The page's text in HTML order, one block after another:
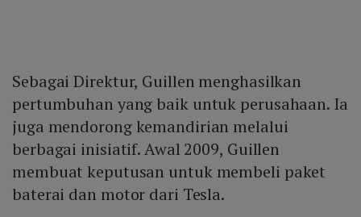
Sebagai Direktur, Guillen menghasilkan
pertumbuhan yang baik untuk perusahaan. Ia
juga mendorong kemandirian melalui
berbagai inisiatif. Awal 2009, Guillen
membuat keputusan untuk membeli paket
baterai dan motor dari Tesla.